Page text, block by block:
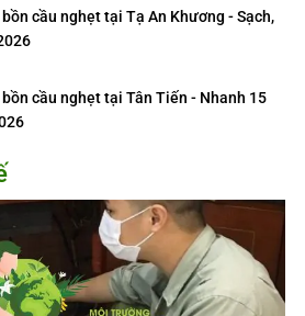
cầu nghẹt tại Tạ An Khương - Sạch,
cầu nghẹt tại Tân Tiến - Nhanh 15